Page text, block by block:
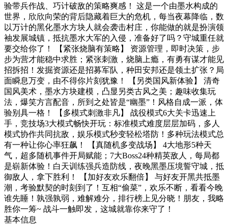
验带兵作战、巧计破敌的策略爽感！ 这是一个由墨水构成的
世界，欣欣向荣的背后隐藏着巨大的危机，每当夜幕降临，数
以万计的黑化墨水方块人就会袭击村庄，你能做的就是扮演领
袖发展城镇，抵抗墨水大军的入侵，准备好了吗？守城重任就
要交给你了！ 【紧张烧脑有策略】 资源管理，即时决策，步
步为营才能稳中求胜；紧张刺激，烧脑上瘾，有勇有谋才能见
招拆招！发掘资源还是招募军队，种田安邦还是领土扩张？局
面瞬息万变，由不得你片刻犹豫！ 【另类国风新体验】 清奇
国风美术，墨水方块建模，凸显另类古风之美；趣味收集玩
法，爆笑方言配音，所到之处皆是“幽墨”！风格自成一派，体
验别具一格！ 【多模式刺激非凡】 战役模式6大关卡迅速上
手，竞技场3大模式畅快开玩：标准模式难度层层加码，多人
模式协作共同抗敌，娱乐模式秒变轻松塔防！多种玩法模式总
有一种让你心率狂飙！ 【真随机多变战场】 4大地形5种天
气，超多随机事件开局赋能；7大Boss24种精英敌人，每局都
是崭新体验！白天训练强兵造防线，夜晚黑墨压境誓守城，抵
御敌人，拿下胜利！ 【加好友欢乐翻倍】 与好友开黑共抵墨
潮，考验默契的时刻到了！互相“偷菜”，欢乐不断，看看今晚
谁先睡！孰强孰弱，难解难分，排行榜上见分晓！朋友，我略
胜你一筹~ 战斗一触即发，这城就靠你来守了！
基本信息